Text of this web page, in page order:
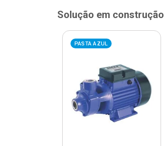
Solução em construção
PASTA AZUL